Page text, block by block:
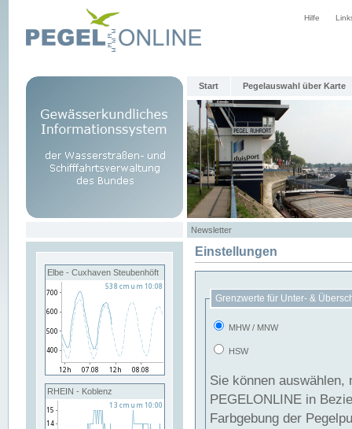
Hilfe
Start Pegelauswahl über Karte
Newsletter
Elbe - Cuxhaven Steubenhöft
RHEIN - Koblenz
Einstellungen
Grenzwerte für Unter- &
MHW / MNW
HSW
Sie können
PEGELONLINE in Beziehung
Farbgebung der